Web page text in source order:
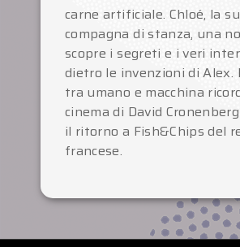
carne artificiale. Chloé, la
compagna di stanza, una
scopre i segreti e i veri
dietro le invenzioni di Alex.
tra umano e macchina
cinema di David
il ritorno a Fish&Chips del
francese.